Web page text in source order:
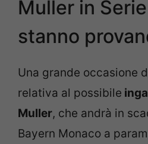
Muller in
stanno
Una grande occasione
relativa al possibile
Muller, che andrà in
Bayern Monaco a